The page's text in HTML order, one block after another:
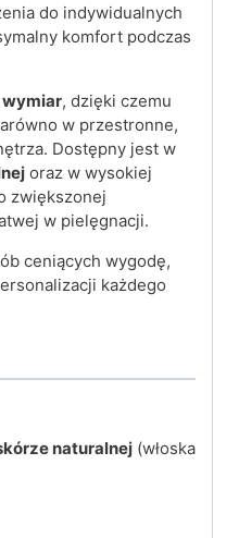
do indywidualnych
komfort podczas
, dzięki czemu
w przestronne,
Dostępny jest w
oraz w wysokiej
zwiększonej
w pielęgnacji.
ceniących wygodę,
każdego
naturalnej (włoska